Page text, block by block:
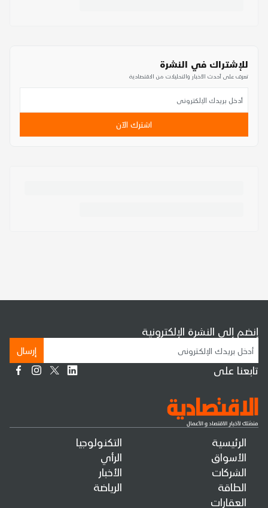
للإشتراك في النشرة
تعرف على أحدث الأخبار والتحليلات من الاقتصادية
اشترك الآن
الرئيسية
الأسواق
الشركات
الطاقة
العقارات
التكنولوجيا
الرأي
الأخبار
الرياضة
إنضم إلى النشرة الإلكترونية
إرسال
تابعنا على